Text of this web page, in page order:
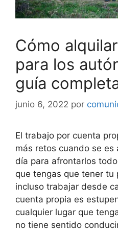
Cómo
para los
guía
junio 6, 2022 por
El trabajo por cuenta
más retos cuando se es
día para afrontarlos
que tengas que tener tu
incluso trabajar desde
cuenta propia es
cualquier lugar que
no tiene sentido